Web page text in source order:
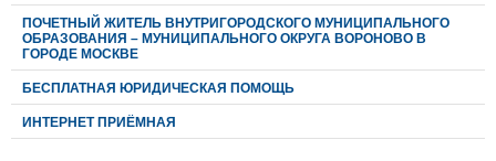
ПОЧЕТНЫЙ ЖИТЕЛЬ ВНУТРИГОРОДСКОГО МУНИЦИПАЛЬНОГО
ОБРАЗОВАНИЯ – МУНИЦИПАЛЬНОГО ОКРУГА ВОРОНОВО В
ГОРОДЕ МОСКВЕ
БЕСПЛАТНАЯ ЮРИДИЧЕСКАЯ ПОМОЩЬ
ИНТЕРНЕТ ПРИЁМНАЯ